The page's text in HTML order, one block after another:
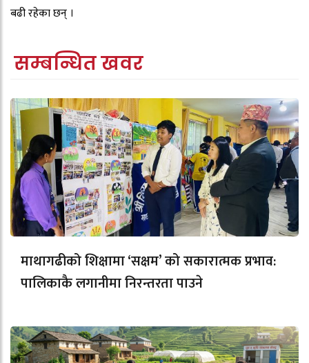
बढी रहेका छन् ।
सम्बन्धित खवर
माथागढीको शिक्षामा ‘सक्षम’ को सकारात्मक प्रभाव:
पालिकाकै लगानीमा निरन्तरता पाउने